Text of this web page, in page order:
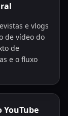
e vlogs
de vídeo do
de
e o fluxo
YouTube